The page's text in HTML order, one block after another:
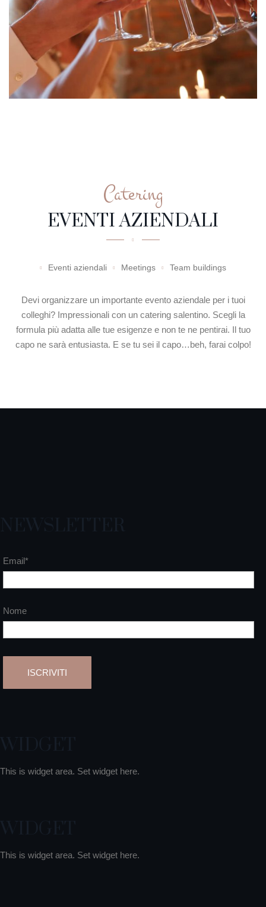
Catering
EVENTI AZIENDALI
Eventi aziendali Meetings Team buildings
Devi organizzare un importante evento aziendale per i tuoi
colleghi? Impressionali con un catering salentino. Scegli la
formula più adatta alle tue esigenze e non te ne pentirai. Il tuo
capo ne sarà entusiasta. E se tu sei il capo…beh, farai colpo!
Email*
Nome
This is widget area. Set widget here.
This is widget area. Set widget here.